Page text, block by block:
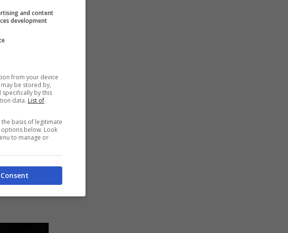
Rai
and content
development
from your device
be stored by,
specifically by this
data. List of
basis of legitimate
below. Look
to manage or
Consent